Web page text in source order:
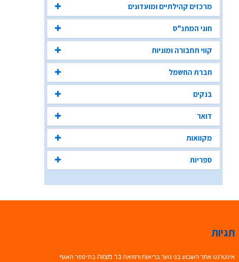
מרכזים קהילתיים ומועדונים
חוגי המתנ"ס
קווי תחבורה ומוניות
חברת החשמל
בנקים
דואר
מקוואות
ספריות
תגיות
אינטרנט אתר השבוע בני נוער בריאות ורפואה בר מצווה בתי ספר האגף